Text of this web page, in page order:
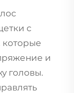
с
и
головы.